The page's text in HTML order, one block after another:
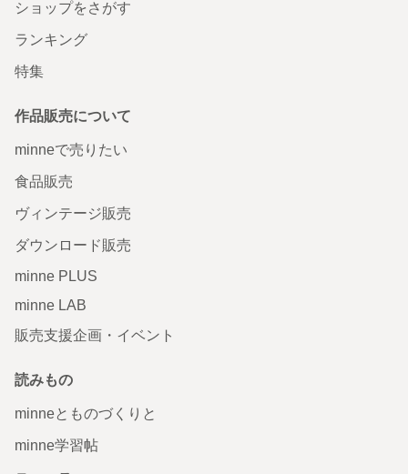
ショップをさがす
ランキング
特集
作品販売について
minneで売りたい
食品販売
ヴィンテージ販売
ダウンロード販売
minne PLUS
minne LAB
販売支援企画・イベント
読みもの
minneとものづくりと
minne学習帖